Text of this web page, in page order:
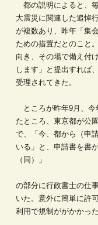
都の説明によると、
大震災に関連した追悼
が複数あり、昨年「集
ための措置だとのこと
向き、その場で備え付
します」と提出すれば
受理されてきた。
ところが昨年9月、今
たところ、東京都が公
で、「今、都から（申
いる」と、申請書を書
（同）」
の部分に行政書士の仕
いた。意外に簡単に許
利用で規制ががかかっ